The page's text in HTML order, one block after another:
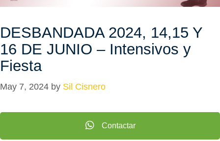
DESBANDADA 2024, 14,15 Y
16 DE JUNIO – Intensivos y
Fiesta
May 7, 2024 by Sil Cisnero
Contactar